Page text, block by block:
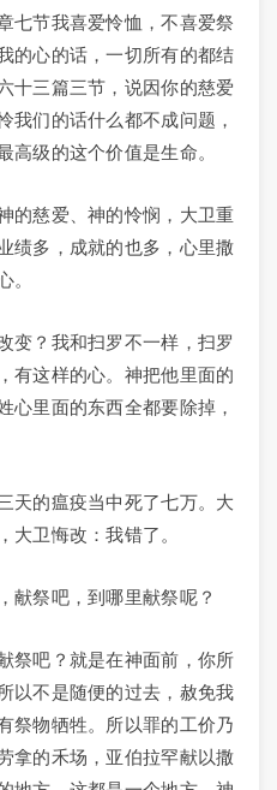
七节我喜爱怜恤，不喜爱祭
的心的话，一切所有的都结
十三篇三节，说因你的慈爱
我们的话什么都不成问题，
高级的这个价值是生命。
的慈爱、神的怜悯，大卫重
绩多，成就的也多，心里撒
。
变？我和扫罗不一样，扫罗
有这样的心。神把他里面的
心里面的东西全都要除掉，
天的瘟疫当中死了七万。大
大卫悔改：我错了。
献祭吧，到哪里献祭呢？
祭吧？就是在神面前，你所
以不是随便的过去，赦免我
祭物牺牲。所以罪的工价乃
拿的禾场，亚伯拉罕献以撒